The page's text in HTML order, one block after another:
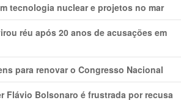
tecnologia nuclear e projetos no mar
réu após 20 anos de acusações em
para renovar o Congresso Nacional
Flávio Bolsonaro é frustrada por recusa